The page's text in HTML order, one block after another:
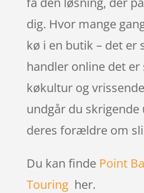
dig. Hvor mange
kø i en butik – det er
handler online det
køkultur og
undgår du skrigende
deres forældre om
Du kan finde Point
Touringher.